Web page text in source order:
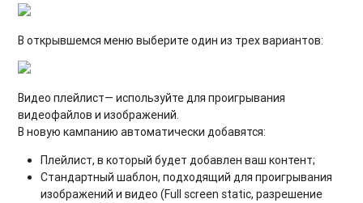
В открывшемся меню выберите один из трех вариантов:
Видео плейлист— используйте для проигрывания
видеофайлов и изображений.
В новую кампанию автоматически добавятся:
Плейлист, в который будет добавлен ваш контент;
Стандартный шаблон, подходящий для проигрывания
изображений и видео (Full screen static, разрешение